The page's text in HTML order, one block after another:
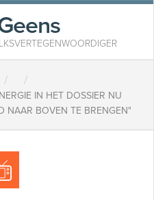
/ /
IN HET DOSSIER NU
NAAR BOVEN TE BRENGEN"